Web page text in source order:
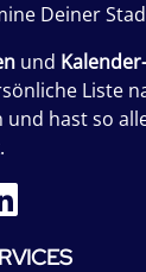
Deiner
und
Liste
hast so